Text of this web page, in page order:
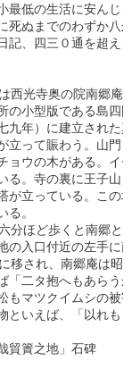
低の生活に安んじ
死ぬまでのわずか八
記、四三０通を超え
西光寺奥の院南郷庵
の小型版である島四
九年）に建立された
立って賑わう。山門
ョウの木がある。イ
る。寺の裏に王子山
が立っている。この
。
分ほど歩くと南郷と
の入口付近の左手に
移され、南郷庵は昭
「二タ抱へもあらう
もマツクイムシの被
といえば、「以れも
之地」石碑